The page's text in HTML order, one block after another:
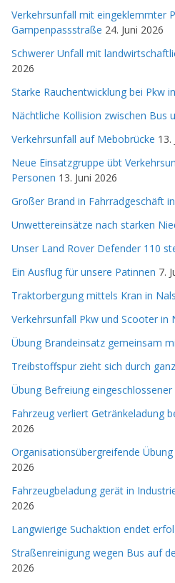
Verkehrsunfall mit eingeklemmter
Gampenpassstraße 24. Juni 2026
Schwerer Unfall mit
2026
Starke Rauchentwicklung bei Pkw
Nächtliche Kollision zwischen Bus
Verkehrsunfall auf Mebobrücke 13.
Neue Einsatzgruppe übt
Personen 13. Juni 2026
Großer Brand in Fahrradgeschäft
Unwettereinsätze nach starken
Unser Land Rover Defender 110
Ein Ausflug für unsere Patinnen 7.
Traktorbergung mittels Kran in Nals
Verkehrsunfall Pkw und Scooter in
Übung Brandeinsatz gemeinsam
Treibstoffspur zieht sich durch
Übung Befreiung
Fahrzeug verliert Getränkeladung
2026
Organisationsübergreifende
2026
Fahrzeugbeladung gerät in
2026
Langwierige Suchaktion endet
Straßenreinigung wegen Bus auf
2026